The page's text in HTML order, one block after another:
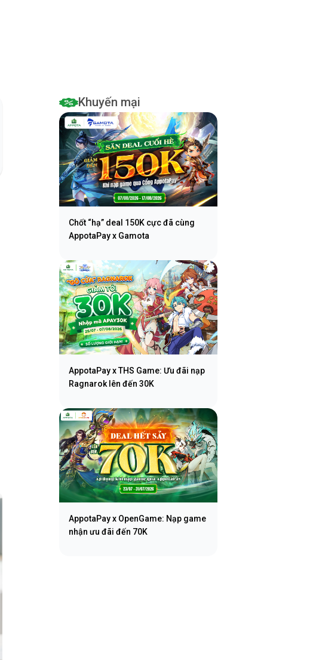
Khuyến mại
Chốt “hạ” deal 150K cực đã cùng
AppotaPay x Gamota
AppotaPay x THS Game: Ưu đãi nạp
Ragnarok lên đến 30K
AppotaPay x OpenGame: Nạp game
nhận ưu đãi đến 70K